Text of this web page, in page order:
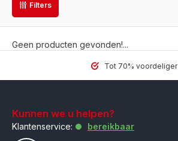
Filters
Geen producten gevonden!...
Tot 70% voordeliger
Kunnen we u helpen?
Klantenservice:
bereikbaar